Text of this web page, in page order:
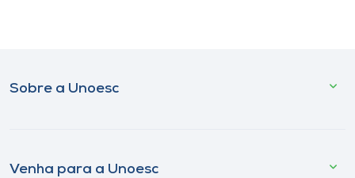
Sobre a Unoesc
Venha para a Unoesc